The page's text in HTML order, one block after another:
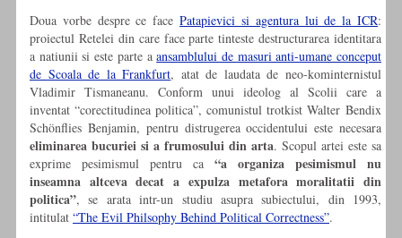
Doua vorbe despre ce facePatapievici si agentura lui de la ICR:
proiectul Retelei din care face parte tinteste destructurarea identitara
a natiunii si este parte aansamblului de masuri anti-umane conceput
de Scoala de la Frankfurt, atat de laudata de neo-kominternistul
Vladimir Tismaneanu. Conform unui ideolog al Scolii care a
inventat “corectitudinea politica”, comunistul trotkist Walter Bendix
Schönflies Benjamin, pentru distrugerea occidentului este necesara
eliminarea bucuriei si a frumosului din arta. Scopul artei este sa
exprime pesimismul pentru ca “a organiza pesimismul nu
inseamna altceva decat a expulza metafora moralitatii din
politica”, se arata intr-un studiu asupra subiectului, din 1993,
intitulat “The Evil Philsophy Behind Political Correctness”.